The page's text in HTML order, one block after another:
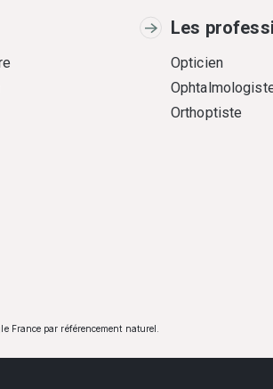
Les
Opticien
Orthoptiste
France par référencement naturel.